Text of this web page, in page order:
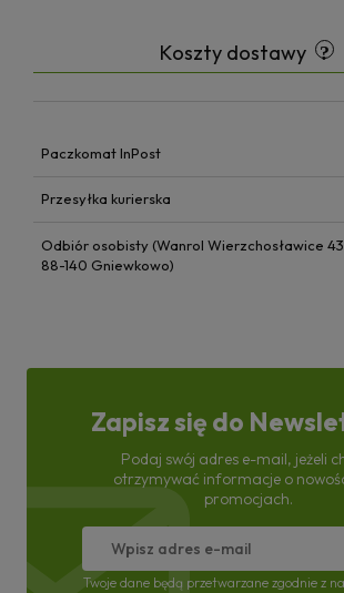
Koszty dostawy
Paczkomat InPost
Przesyłka kurierska
Odbiór osobisty (Wanrol Wierzchosławice 43
88-140 Gniewkowo)
Zapisz się do
Podaj swój adres e-mail, jeżeli
otrzymywać informacje o
promocjach.
Twoje dane będą przetwarzane zgodnie z